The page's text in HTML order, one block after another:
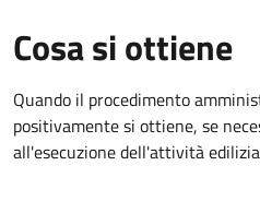
Cosa si ottiene
Quando il procedimento
positivamente si ottiene, se
all'esecuzione dell'attività